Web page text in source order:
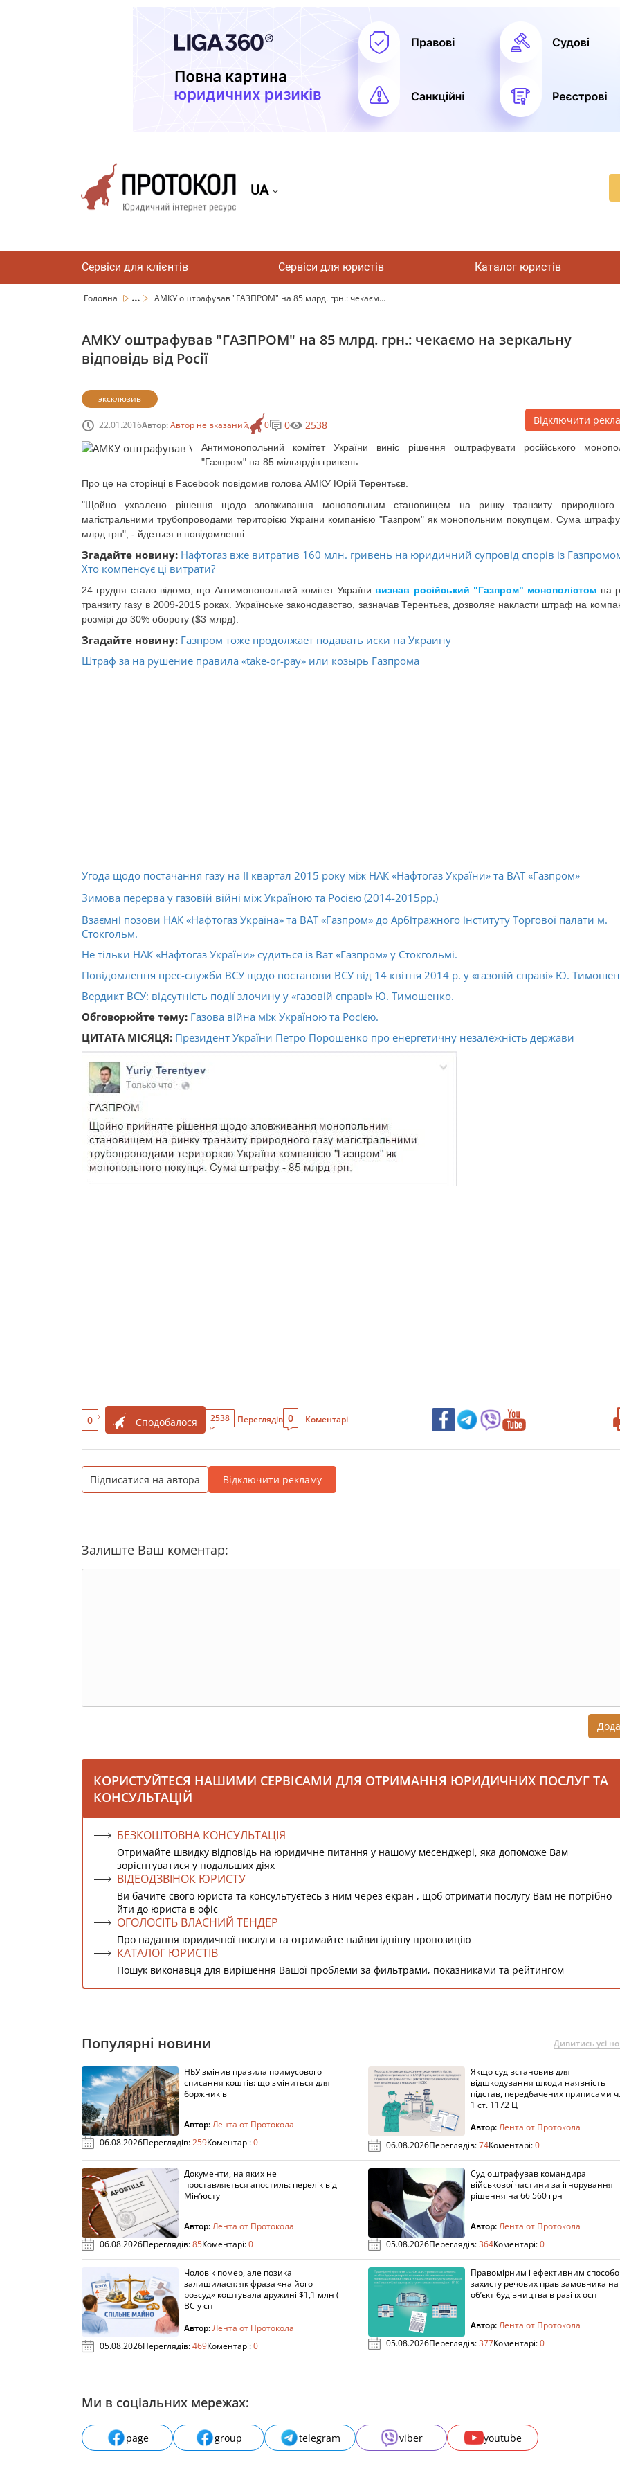
UA
Сервіси для клієнтів Сервіси для юристів Каталог юристів
Головна ... АМКУ оштрафував "ГАЗПРОМ" на 85 млрд. грн.: чекаєм...
АМКУ оштрафував "ГАЗПРОМ" на 85 млрд. грн.: чекаємо на зеркальну
відповідь від Росії
эксклюзив
22.01.2016Автор:Автор не вказаний 0 0 2538 Відключити
Антимонопольний комітет України виніс рішення оштрафувати російського
"Газпром" на 85 мільярдів гривень.
Про це на сторінці в Facebook повідомив голова АМКУ Юрій Терентьєв.
"Щойно ухвалено рішення щодо зловживання монопольним становищем на ринку транзиту природного
магістральними трубопроводами територією України компанією "Газпром" як монопольним покупцем. Сума
млрд грн", - йдеться в повідомленні.
Згадайте новину: Нафтогаз вже витратив 160 млн. гривень на юридичний супровід спорів із
Хто компенсує ці витрати?
24 грудня стало відомо, що Антимонопольний комітет України визнав російський "Газпром" монополістом на
транзиту газу в 2009-2015 роках. Українське законодавство, зазначав Терентьєв, дозволяє накласти штраф на
розмірі до 30% обороту ($3 млрд).
Згадайте новину: Газпром тоже продолжает подавать иски на Украину
Штраф за на рушение правила «take-or-pay» или козырь Газпрома
Угода щодо постачання газу на ІІ квартал 2015 року між НАК «Нафтогаз України» та ВАТ «Газпром»
Зимова перерва у газовій війні між Україною та Росією (2014-2015рр.)
Взаємні позови НАК «Нафтогаз Україна» та ВАТ «Газпром» до Арбітражного інституту Торгової палати м.
Стокгольм.
Не тільки НАК «Нафтогаз України» судиться із Ват «Газпром» у Стокгольмі.
Повідомлення прес-служби ВСУ щодо постанови ВСУ від 14 квітня 2014 р. у «газовій справі» Ю.
Вердикт ВСУ: відсутність події злочину у «газовій справі» Ю. Тимошенко.
Обговорюйте тему: Газова війна між Україною та Росією.
ЦИТАТА МІСЯЦЯ: Президент України Петро Порошенко про енергетичну незалежність держави
0 Сподобалося 2538 Переглядів 0 Коментарі
Підписатися на автора Відключити рекламу
Залиште Ваш коментар:
КОРИСТУЙТЕСЯ НАШИМИ СЕРВІСАМИ ДЛЯ ОТРИМАННЯ ЮРИДИЧНИХ ПОСЛУГ ТА
КОНСУЛЬТАЦІЙ
БЕЗКОШТОВНА КОНСУЛЬТАЦІЯ
Отримайте швидку відповідь на юридичне питання у нашому месенджері, яка допоможе Вам
зорієнтуватися у подальших діях
ВІДЕОДЗВІНОК ЮРИСТУ
Ви бачите свого юриста та консультуєтесь з ним через екран , щоб отримати послугу Вам не потрібно
йти до юриста в офіс
ОГОЛОСІТЬ ВЛАСНИЙ ТЕНДЕР
Про надання юридичної послуги та отримайте найвигіднішу пропозицію
КАТАЛОГ ЮРИСТІВ
Пошук виконавця для вирішення Вашої проблеми за фильтрами, показниками та рейтингом
Популярні новини Дивитись усі
НБУ змінив правила примусового
списання коштів: що зміниться для
боржників
Автор:Лента от Протокола
06.08.2026Переглядів:259Коментарі:0
Якщо суд встановив для
відшкодування шкоди наявність
підстав, передбачених приписами ч.
1 ст. 1172 Ц
Автор:Лента от Протокола
06.08.2026Переглядів:74Коментарі:0
Документи, на яких не
проставляється апостиль: перелік від
Мін’юсту
Автор:Лента от Протокола
06.08.2026Переглядів:85Коментарі:0
Суд оштрафував командира
військової частини за ігнорування
рішення на 66 560 грн
Автор:Лента от Протокола
05.08.2026Переглядів:364Коментарі:0
Чоловік помер, але позика
залишилася: як фраза «на його
розсуд» коштувала дружині $1,1 млн (
ВС у сп
Автор:Лента от Протокола
05.08.2026Переглядів:469Коментарі:0
Правомірним і ефективним
захисту речових прав замовника на
об’єкт будівництва в разі їх осп
Автор:Лента от Протокола
05.08.2026Переглядів:377Коментарі:0
Ми в соціальних мережах:
page group telegram viber youtube